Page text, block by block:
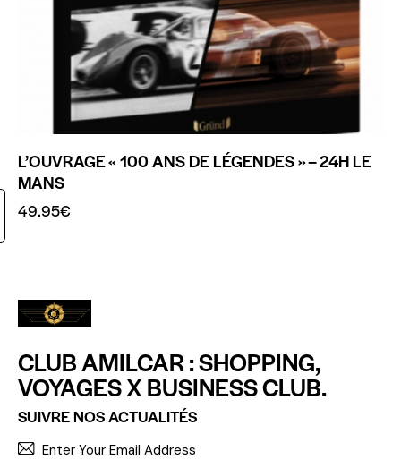
L’OUVRAGE « 100 ANS DE LÉGENDES » – 24H LE
MANS
49.95€
CLUB AMILCAR : SHOPPING,
VOYAGES X BUSINESS CLUB.
SUIVRE NOS ACTUALITÉS